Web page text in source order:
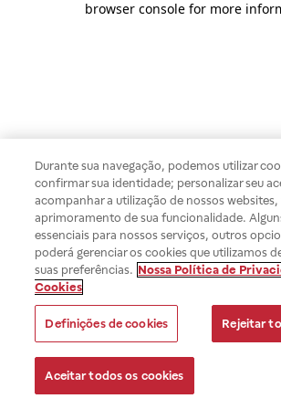
browser console for more
Durante sua navegação, podemos utilizar
confirmar sua identidade; personalizar seu
acompanhar a utilização de nossos
aprimoramento de sua funcionalidade.
essenciais para nossos serviços, outros
poderá gerenciar os cookies que utilizamos
suas preferências. Nossa Política de
Cookies
Definições de cookies Rejeitar
Aceitar todos os cookies